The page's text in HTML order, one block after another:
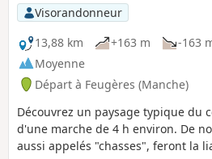
Visorandonneur
13,88 km
+163 m -163
Moyenne
Départ à Feugères (Manche)
Découvrez un paysage typique du
d'une marche de 4 h environ. De
aussi appelés "chasses", feront la